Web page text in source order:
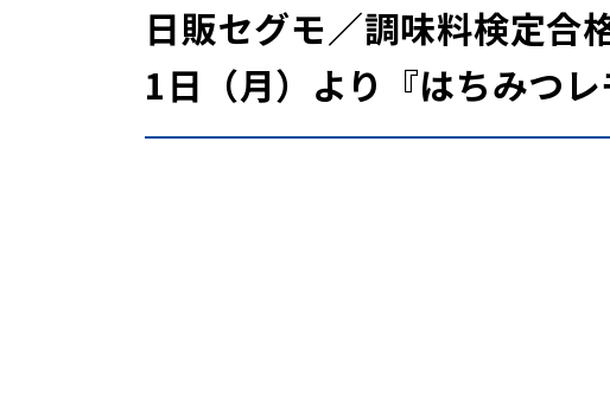
日販セグモ／調味料検定合
1日（月）より『はちみつ